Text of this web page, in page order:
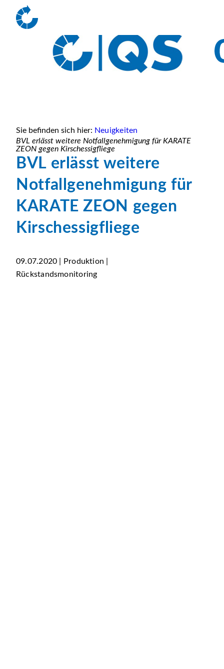
Sie befinden sich hier: Neuigkeiten
BVL erlässt weitere Notfallgenehmigung für KARATE
ZEON gegen Kirschessigfliege
BVL erlässt weitere
Notfallgenehmigung für
KARATE ZEON gegen
Kirschessigfliege
09.07.2020 | Produktion |
Rückstandsmonitoring